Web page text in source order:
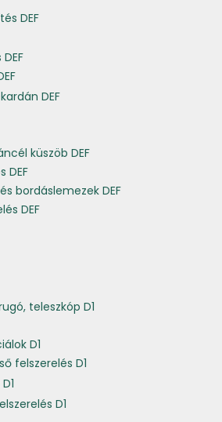
DEF
DEF
küszöb DEF
DEF
bordáslemezek DEF
DEF
teleszkóp D1
D1
felszerelés D1
D1